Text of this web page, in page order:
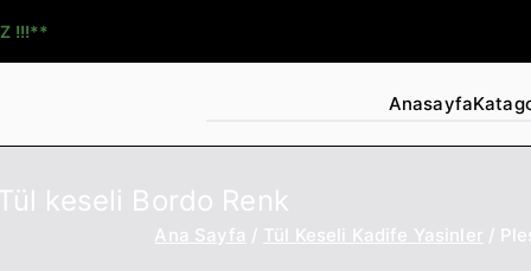
!!!**
Anasayfa
keseli Bordo Renk
Ana Sayfa Tül Keseli Kadife Yasinler